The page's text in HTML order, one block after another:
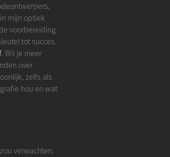
mijn optiek
voorbereiding
tot succes.
. Wil je meer
over
zelfs als
hou en wat
verwachten.